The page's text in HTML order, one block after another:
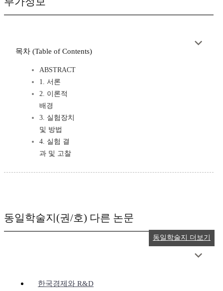
목차 (Table of Contents)
ABSTRACT
1. 서론
2. 이론적
배경
3. 실험장치
및 방법
4. 실험 결
과 및 고찰
동일학술지(권/호) 다른 논문
한국경제와 R&D
동일학술지 더보기